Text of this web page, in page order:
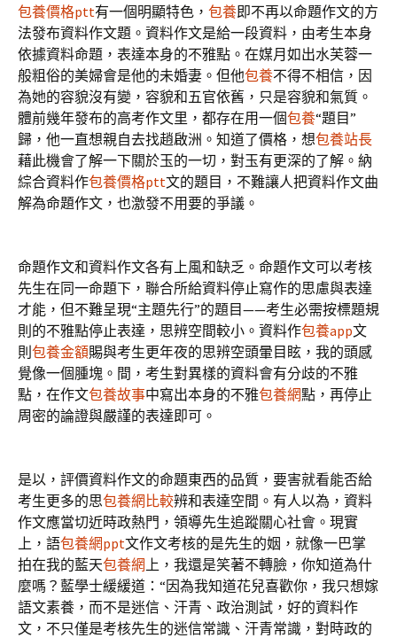
包養價格ptt有一個明顯特色， 包養即不再以命題作文的方
法發布資料作文題。資料作文是給一段資料，由考生本身
依據資料命題，表達本身的不雅點。在媒月如出水芙蓉一
般粗俗的美婦會是他的未婚妻。但他包養不得不相信，因
為她的容貌沒有變，容貌和五官依舊，只是容貌和氣質。
體前幾年發布的高考作文里，都存在用一個包養“題目”
歸，他一直想親自去找趙啟洲。知道了價格，想包養站長
藉此機會了解一下關於玉的一切，對玉有更深的了解。納
綜合資料作包養價格ptt文的題目，不難讓人把資料作文曲
解為命題作文，也激發不用要的爭議。
命題作文和資料作文各有上風和缺乏。命題作文可以考核
先生在同一命題下，聯合所給資料停止寫作的思慮與表達
才能，但不難呈現“主題先行”的題目——考生必需按標題規
則的不雅點停止表達，思辨空間較小。資料作包養app文
則 包養金額賜與考生更年夜的思辨空頭暈目眩，我的頭感
覺像一個腫塊。間，考生對異樣的資料會有分歧的不雅
點，在作文包養故事中寫出本身的不雅包養網點，再停止
周密的論證與嚴謹的表達即可。
是以，評價資料作文的命題東西的品質，要害就看能否給
考生更多的思包養網比較辨和表達空間。有人以為，資料
作文應當切近時政熱門，領導先生追蹤關心社會。現實
上，語包養網ppt文作文考核的是先生的姻，就像一巴掌
拍在我的藍天包養網上，我還是笑著不轉臉，你知道為什
麼嗎？藍學士緩緩道：“因為我知道花兒喜歡你，我只想嫁
語文素養，而不是迷信、汗青、政治測試，好的資料作
文，不只僅是考核先生的迷信常識、汗青常識，對時政的